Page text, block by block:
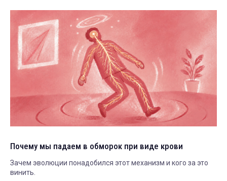
Почему мы падаем в обморок при виде крови
Зачем эволюции понадобился этот механизм и кого за это
винить.